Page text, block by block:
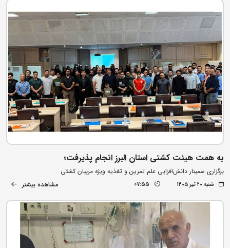
به همت هیئت کشتی استان البرز انجام پذیرفت؛
برگزاری سمینار دانش‌افزایی علم تمرین و تغذیه ویژه مربیان کشتی
شنبه ۲۰ تیر ۱۴۰۵ 07:55 مشاهده بیشتر